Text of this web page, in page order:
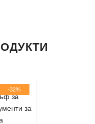
Естествена Кожа
АРТ# 7966”
с*
-32%